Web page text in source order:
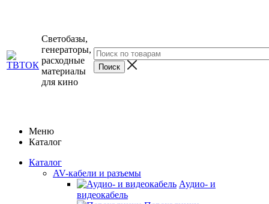
Светобазы,
генераторы,
расходные
материалы
для кино
Меню
Каталог
Каталог
AV-кабели и разъемы
Аудио- и
видеокабель